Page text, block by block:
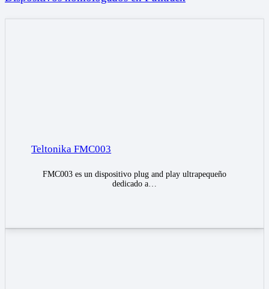
Teltonika FMC003
FMC003 es un dispositivo plug and play ultrapequeño
dedicado a…